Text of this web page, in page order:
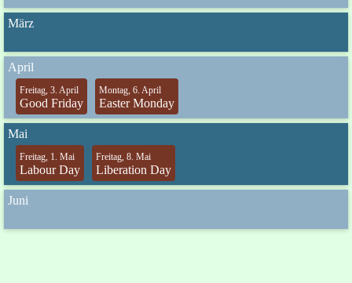
März
April
Freitag, 3. April
Good Friday
Montag, 6. April
Easter Monday
Mai
Freitag, 1. Mai
Labour Day
Freitag, 8. Mai
Liberation Day
Juni